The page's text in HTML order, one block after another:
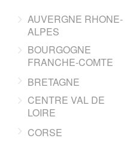
AUVERGNE RHONE-
ALPES
BOURGOGNE
FRANCHE-COMTE
BRETAGNE
CENTRE VAL DE
LOIRE
CORSE